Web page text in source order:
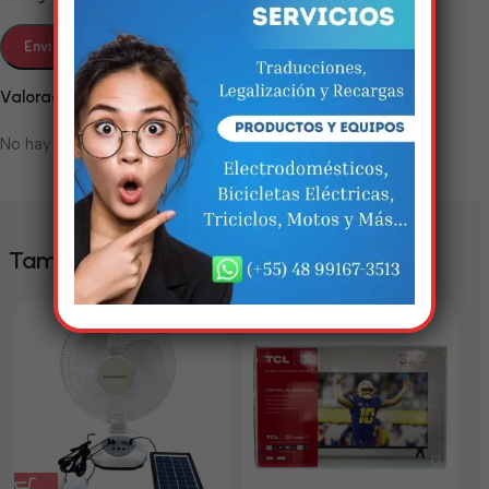
Valoraciones
No hay valoraciones aún.
También te puede interesar
Em breve, esta página estará
disponível com novidades
incríveis. Agradecemos pela
paciência e compreensão.